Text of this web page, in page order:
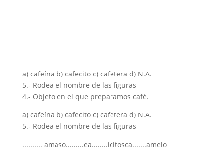
a) cafeína b) cafecito c) cafetera d) N.A.
5.- Rodea el nombre de las figuras
4.- Objeto en el que preparamos café.
a) cafeína b) cafecito c) cafetera d) N.A.
5.- Rodea el nombre de las figuras
.......... amaso.........ea........icitosca.......amelo